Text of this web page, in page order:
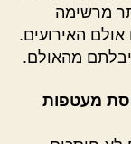
מרשימה
האירועים.
מהאולם.
מעטפות